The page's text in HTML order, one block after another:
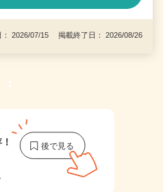
： 2026/07/15 掲載終了日： 2026/08/26
1